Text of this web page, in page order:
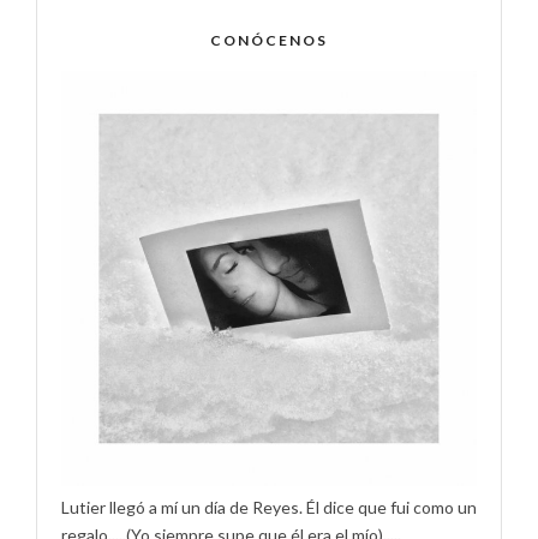
CONÓCENOS
Lutier llegó a mí un día de Reyes. Él dice que fui como un
regalo.....(Yo siempre supe que él era el mío).....